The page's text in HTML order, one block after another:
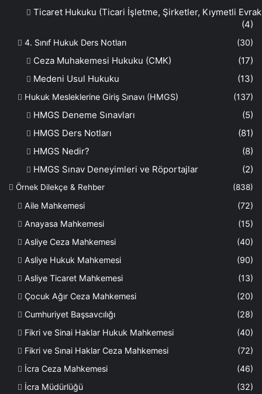
Ticaret Hukuku (Ticari İşletme, Şirketler, Kıymetli
(4)
4. Sınıf Hukuk Ders Notları (30)
Ceza Muhakemesi Hukuku (CMK)
(17)
Medeni Usul Hukuku
(13)
Hukuk Mesleklerine Giriş Sınavı (HMGS) (137)
HMGS Deneme Sınavları
(5)
HMGS Ders Notları
(81)
HMGS Nedir?
(8)
HMGS Sınav Deneyimleri ve Röportajlar
(2)
Örnek Dilekçe & Rehber (838)
Aile Mahkemesi
(72)
Anayasa Mahkemesi
(15)
Asliye Ceza Mahkemesi
(40)
Asliye Hukuk Mahkemesi
(90)
Asliye Ticaret Mahkemesi
(13)
Çocuk Ağır Ceza Mahkemesi
(20)
Cumhuriyet Başsavcılığı
(28)
Fikri ve Sinai Haklar Hukuk Mahkemesi
(40)
Fikri ve Sınai Haklar Ceza Mahkemesi
(72)
İcra Ceza Mahkemesi
(46)
İcra Müdürlüğü
(32)